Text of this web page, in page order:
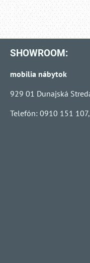
SHOWROOM:
mobilia nábytok
929 01 Dunajská
Telefón: 0910 151